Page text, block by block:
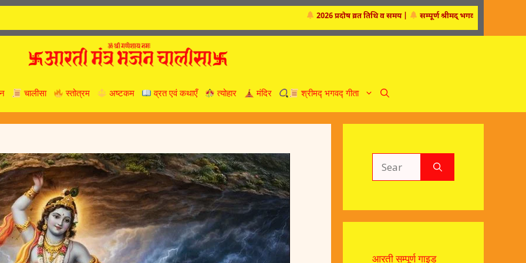
2026 प्रदोष व्रत तिथि व समय| सम्पूर्ण श्रीमद्‍ भगवद्‍ गीता|
चालीसा स्तोत्रम अष्टकम व्रत एवं कथाएँ त्योहार मंदिर श्रीमद्‍ भगवद्‍ गीता
for:
आरती सम्पूर्ण गाइड